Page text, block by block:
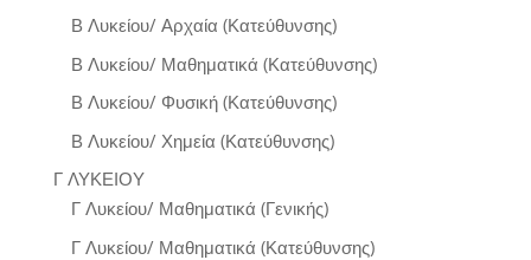
Β Λυκείου/ Αρχαία (Κατεύθυνσης)
Β Λυκείου/ Μαθηματικά (Κατεύθυνσης)
Β Λυκείου/ Φυσική (Κατεύθυνσης)
Β Λυκείου/ Χημεία (Κατεύθυνσης)
Γ ΛΥΚΕΙΟΥ
Γ Λυκείου/ Μαθηματικά (Γενικής)
Γ Λυκείου/ Μαθηματικά (Κατεύθυνσης)